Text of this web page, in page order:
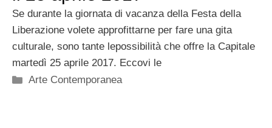
Se durante la giornata di vacanza della Festa della
Liberazione volete approfittarne per fare una gita
culturale, sono tante lepossibilità che offre la Capitale
martedì 25 aprile 2017. Eccovi le
Categorie
Arte Contemporanea